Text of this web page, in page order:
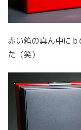
赤い箱の真ん中に
た（笑）